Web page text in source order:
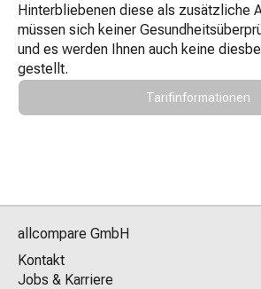
Hinterbliebenen diese als zusätzliche
müssen sich keiner
und es werden Ihnen auch keine
gestellt.
Tarifinformationen
allcompare GmbH
Kontakt
Jobs & Karriere